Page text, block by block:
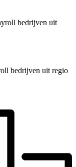
bedrijven uit
bedrijven uit regio